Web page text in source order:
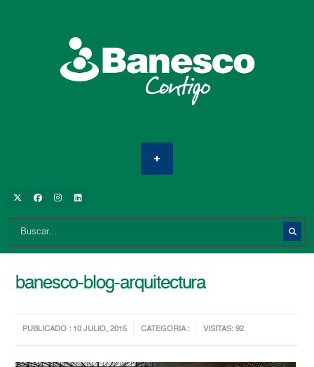
banesco-blog-arquitectura
PUBLICADO : 10 JULIO, 2015 CATEGORIA : VISITAS: 92